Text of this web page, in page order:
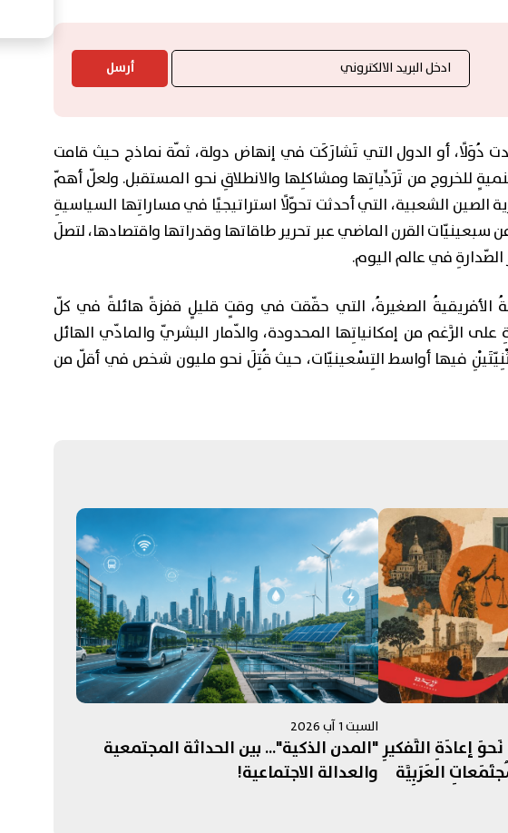
أرسل
دُوَلًا، أو الدول التي تَشارَكَت في إنهاض دولة، ثمّة نماذج حيث قامت
للخروج من تَرَدِّياتِها ومشاكلِها والانطلاقِ نحو المستقبل. ولعلّ أهمّ
الصين الشعبية، التي أحدثت تحوّلًا استراتيجيًا في مساراتِها السياسيةِ
سبعينيّات القرن الماضي عبر تحرير طاقاتها وقدراتها واقتصادها، لتصلَ
في عالم اليوم.
الأفريقيةُ الصغيرةُ، التي حقّقت في وقتٍ قليلٍ قفزةً هائلةً في كلّ
على الرَّغم من إمكانياتِها المحدودة، والدّمار البشريّ والمادّي الهائل
فيها أواسط التِسْعينيّات، حيث قُتِلَ نحو مليون شخص في أقلّ من
إعادَةِ التَّفكيرِ
العَرَبِيَّة
السبت 1 آب 2026
"المدن الذكية"... بين الحداثة المجتمعية
والعدالة الاجتماعية!